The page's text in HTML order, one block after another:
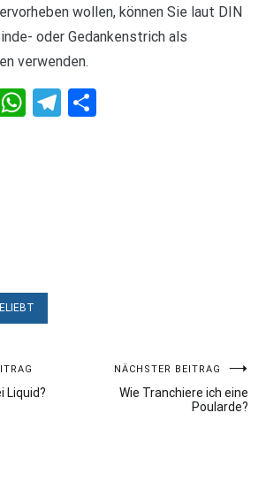
wollen, können Sie laut DIN
oder Gedankenstrich als
verwenden.
WhatsApp
Telegram
Liquid?
NÄCHSTER BEITRAG
Wie Tranchiere ich eine
Poularde?